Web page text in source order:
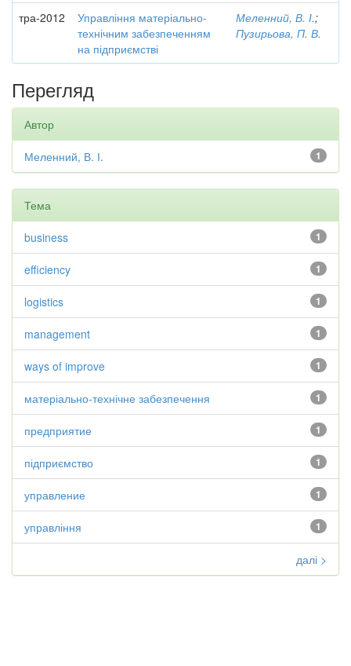
тра-2012
Управління матеріально-
технічним забезпеченням
на підприємстві
Меленний, В. І.;
Пузирьова, П. В.
Перегляд
Автор
1
Меленний, В. І.
Тема
1
business
1
efficiency
1
logistics
1
management
1
ways of improve
1
матеріально-технічне забезпечення
1
предприятие
1
підприємство
1
управление
1
управління
далі >